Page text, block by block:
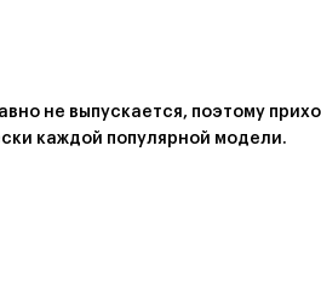
не выпускается, поэтому
каждой популярной модели.